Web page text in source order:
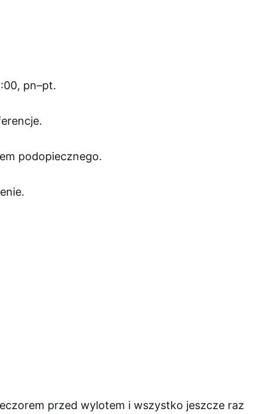
pn–pt.
podopiecznego.
przed wylotem i wszystko jeszcze raz